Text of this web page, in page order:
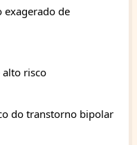
exagerado de
alto risco
do transtorno bipolar